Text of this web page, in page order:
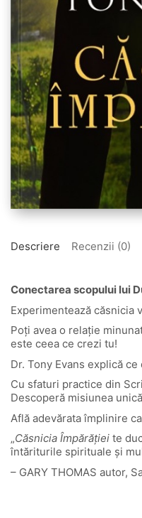
Descriere Recenzii (0)
Conectarea scopului lui
Experimentează căsnicia
Poţi avea o relaţie
este ceea ce crezi tu!
Dr. Tony Evans explică
Cu sfaturi practice din
Descoperă misiunea
Află adevărata împlinire
„Căsnicia Împărăţiei te
întăriturile spirituale şi
– GARY THOMAS autor,